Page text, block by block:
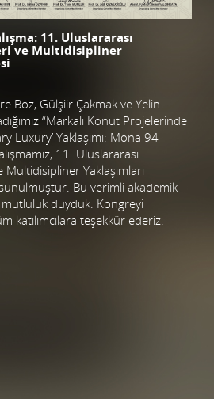
11. Uluslararası
ve Multidisipliner
Boz, Gülşiir Çakmak ve Yelin
“Markalı Konut Projelerinde
Luxury’ Yaklaşımı: Mona 94
11. Uluslararası
Yaklaşımları
Bu verimli akademik
duyduk. Kongreyi
katılımcılara teşekkür ederiz.